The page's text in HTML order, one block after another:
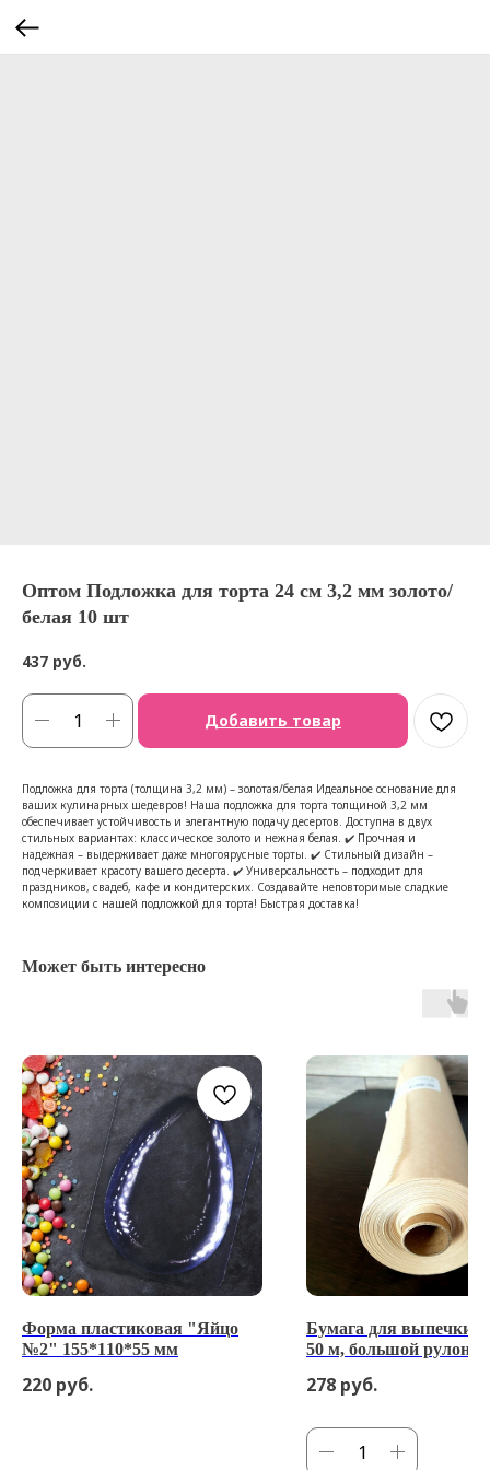
Оптом Подложка для торта 24 см 3,2 мм золото/
белая 10 шт
437 руб.
Добавить товар
Подложка для торта (толщина 3,2 мм) – золотая/белая Идеальное основание для
ваших кулинарных шедевров! Наша подложка для торта толщиной 3,2 мм
обеспечивает устойчивость и элегантную подачу десертов. Доступна в двух
стильных вариантах: классическое золото и нежная белая. ✔️ Прочная и
надежная – выдерживает даже многоярусные торты. ✔️ Стильный дизайн –
подчеркивает красоту вашего десерта. ✔️ Универсальность – подходит для
праздников, свадеб, кафе и кондитерских. Создавайте неповторимые сладкие
композиции с нашей подложкой для торта! Быстрая доставка!
Может быть интересно
Форма пластиковая "Яйцо
№2" 155*110*55 мм
220 руб.
Бумага для выпечки,
50 м, большой рулон
278 руб.